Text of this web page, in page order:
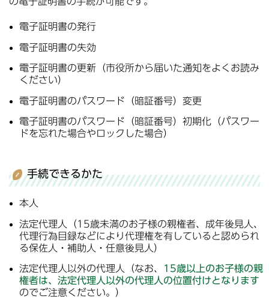
電子証明書の発行
電子証明書の失効
電子証明書の更新（市役所から届いた通知をよくお読み
ください）
電子証明書のパスワード（暗証番号）変更
電子証明書のパスワード（暗証番号）初期化（パスワー
ドを忘れた場合やロックした場合）
手続できるかた
本人
法定代理人（15歳未満のお子様の親権者、成年後見人、
代理行為目録などにより代理権を有していると認められ
る保佐人・補助人・任意後見人）
法定代理人以外の代理人（なお、
15歳以上のお子様の親
権者は、法定代理人以外の代理人の位置付けとなります
のでご注意ください。）